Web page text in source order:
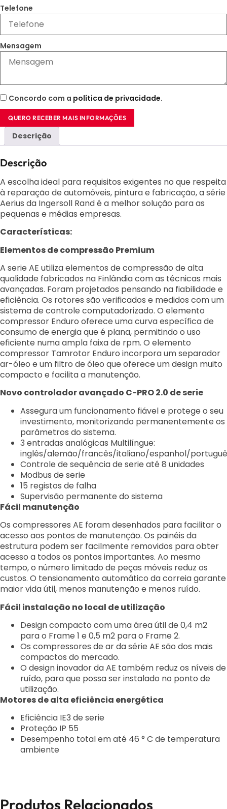
Telefone
Mensagem
Concordo com a política de privacidade.
QUERO RECEBER MAIS INFORMAÇÕES
Descrição
Descrição
A escolha ideal para requisitos exigentes no que respeita
à reparação de automóveis, pintura e fabricação, a série
Aerius da Ingersoll Rand é a melhor solução para as
pequenas e médias empresas.
Características:
Elementos de compressão Premium
A serie AE utiliza elementos de compressão de alta
qualidade fabricados na Finlândia com as técnicas mais
avançadas. Foram projetados pensando na fiabilidade e
eficiência. Os rotores são verificados e medidos com um
sistema de controle computadorizado. O elemento
compressor Enduro oferece uma curvaespecífica de
consumo de energia que é plana, permitindo o uso
eficiente numaampla faixa de rpm. O elemento
compressor Tamrotor Enduro incorpora umseparador
ar-óleo e um filtro de óleo que oferece um design muito
compacto e facilitaa manutenção.
Novo controlador avançado C-PRO 2.0 de serie
Assegura um funcionamento fiável e protege o seu
investimento, monitorizando permanentemente os
parâmetros do sistema.
3 entradas analógicas Multilíngue:
inglês/alemão/francês/italiano/espanhol/
Controle de sequência de serie até 8 unidades
Modbus de serie
15 registos de falha
Supervisão permanente do sistema
Fácil manutenção
Os compressores AE foram desenhados para facilitar o
acesso aos pontos de manutenção. Os painéis da
estrutura podem ser facilmente removidos para obter
acesso a todos os pontos importantes. Ao mesmo
tempo, o número limitado de peças móveis reduz os
custos. O tensionamento automático da correia garante
maior vida útil, menos manutenção e menos ruído.
Fácil instalação no local de utilização
Design compacto com uma área útil de 0,4 m2
para o Frame 1 e 0,5 m2 para o Frame 2.
Os compressores de ar da série AE são dos mais
compactos do mercado.
O design inovador daAE também reduz os níveis de
ruído, para que possa ser instalado no ponto de
utilização.
Motores de alta eficiência energética
Eficiência IE3 de serie
Proteção IP 55
Desempenho total em até 46 ° C de temperatura
ambiente
Produtos Relacionados